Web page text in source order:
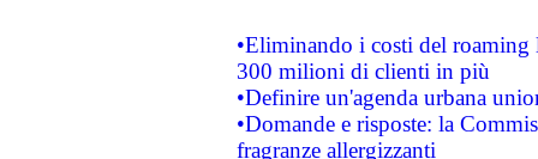
•Eliminando i costi del roaming
300 milioni di clienti in più
•Definire un'agenda urbana
•Domande e risposte: la
fragranze allergizzanti